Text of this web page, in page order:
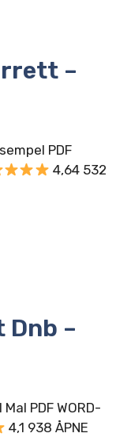
–
PDF
4,64 532
–
PDF WORD-
4,1 938 ÅPNE